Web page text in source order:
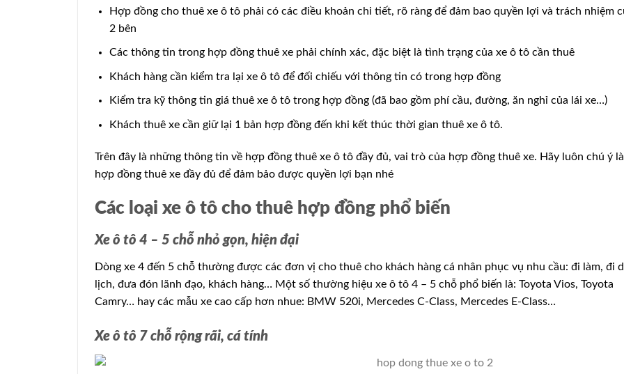
Hợp đồng cho thuê xe ô tô phải có các điều khoản chi tiết, rõ ràng để đảm bao quyền lợi và trách nhiệm
2 bên
Các thông tin trong hợp đồng thuê xe phải chính xác, đặc biệt là tình trạng của xe ô tô cần thuê
Khách hàng cần kiểm tra lại xe ô tô để đối chiếu với thông tin có trong hợp đồng
Kiểm tra kỹ thông tin giá thuê xe ô tô trong hợp đồng (đã bao gồm phí cầu, đường, ăn nghỉ của lái xe…)
Khách thuê xe cần giữ lại 1 bản hợp đồng đến khi kết thúc thời gian thuê xe ô tô.
Trên đây là những thông tin về hợp đồng thuê xe ô tô đầy đủ, vai trò của hợp đồng thuê xe. Hãy luôn chú ý
hợp đồng thuê xe đầy đủ để đảm bảo được quyền lợi bạn nhé
Các loại xe ô tô cho thuê hợp đồng phổ biến
Xe ô tô 4 – 5 chỗ nhỏ gọn, hiện đại
Dòng xe 4 đến 5 chỗ thường được các đơn vị cho thuê cho khách hàng cá nhân phục vụ nhu cầu: đi làm, đi
lịch, đưa đón lãnh đạo, khách hàng… Một số thường hiệu xe ô tô 4 – 5 chỗ phổ biến là: Toyota Vios, Toyota
Camry… hay các mẫu xe cao cấp hơn nhue: BMW 520i, Mercedes C-Class, Mercedes E-Class…
Xe ô tô 7 chỗ rộng rãi, cá tính